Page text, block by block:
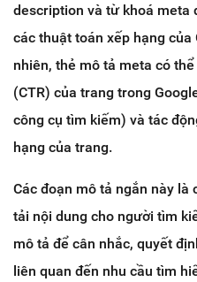
description và từ khoá meta
các thuật toán xếp hạng
nhiên, thẻ mô tả meta có
(CTR) của trang trong
công cụ tìm kiếm) và tác
hạng của trang.
Các đoạn mô tả ngắn này là
tải nội dung cho người tìm
mô tả để cân nhắc, quyết
liên quan đến nhu cầu tìm